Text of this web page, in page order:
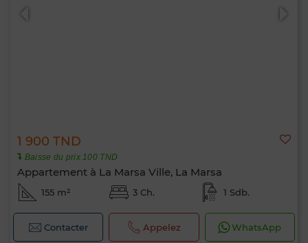
1 900 TND
Baisse du prix 100 TND
Appartement à La Marsa Ville, La Marsa
155 m² 3 Ch. 1 Sdb.
Contacter Appelez WhatsApp